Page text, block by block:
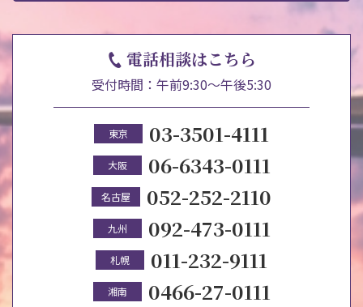
電話相談はこちら
受付時間：午前9:30～午後5:30
東京 03-3501-4111
大阪 06-6343-0111
名古屋 052-252-2110
九州 092-473-0111
札幌 011-232-9111
湘南 0466-27-0111